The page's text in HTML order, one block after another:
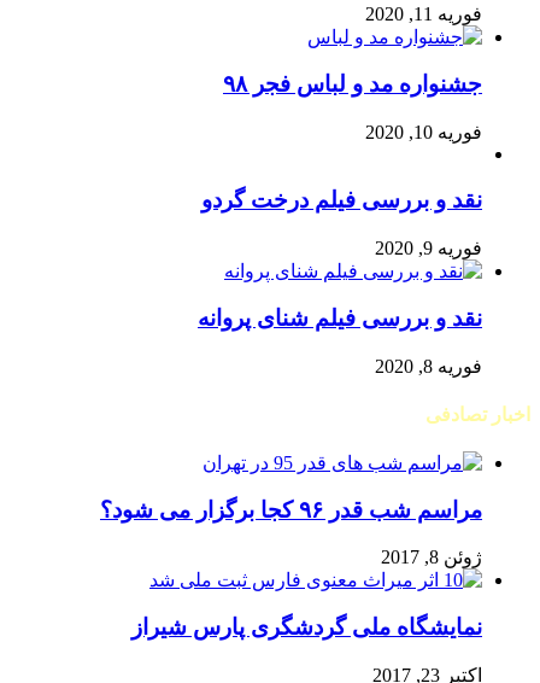
فوریه 11, 2020
جشنواره مد و لباس فجر ۹۸
فوریه 10, 2020
نقد و بررسی فیلم درخت گردو
فوریه 9, 2020
نقد و بررسی فیلم شنای پروانه
فوریه 8, 2020
اخبار تصادفی
مراسم شب قدر ۹۶ کجا برگزار می شود؟
ژوئن 8, 2017
نمایشگاه ملی گردشگری پارس شیراز
اکتبر 23, 2017